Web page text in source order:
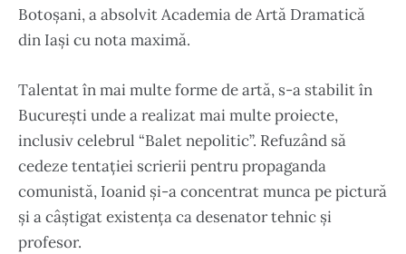
Botoșani, a absolvit Academia de Artă Dramatică
din Iași cu nota maximă.
Talentat în mai multe forme de artă, s-a stabilit în
București unde a realizat mai multe proiecte,
inclusiv celebrul “Balet nepolitic”. Refuzând să
cedeze tentației scrierii pentru propaganda
comunistă, Ioanid și-a concentrat munca pe pictură
și a câștigat existența ca desenator tehnic și
profesor.